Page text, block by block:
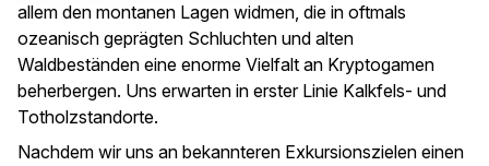
allem den montanen Lagen widmen, die in oftmals
ozeanisch geprägten Schluchten und alten
Waldbeständen eine enorme Vielfalt an Kryptogamen
beherbergen. Uns erwarten in erster Linie Kalkfels- und
Totholzstandorte.
Nachdem wir uns an bekannteren Exkursionszielen einen